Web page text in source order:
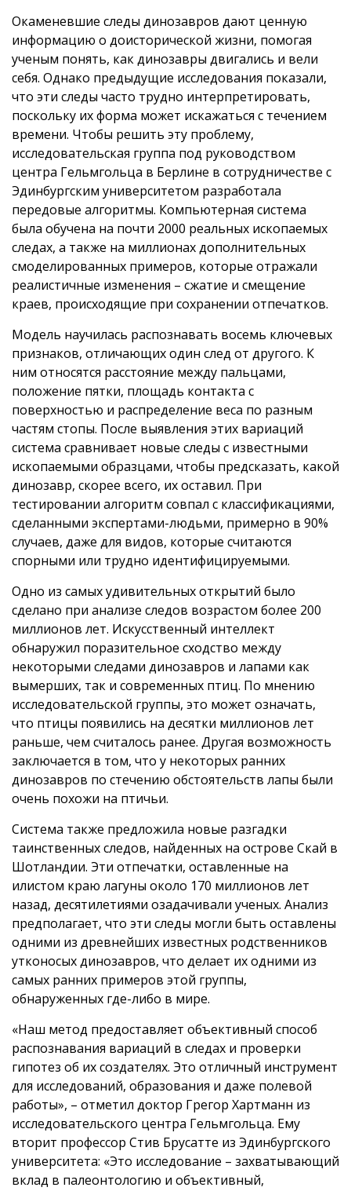
Окаменевшие следы динозавров дают ценную
информацию о доисторической жизни, помогая
ученым понять, как динозавры двигались и вели
себя. Однако предыдущие исследования показали,
что эти следы часто трудно интерпретировать,
поскольку их форма может искажаться с течением
времени. Чтобы решить эту проблему,
исследовательская группа под руководством
центра Гельмгольца в Берлине в сотрудничестве с
Эдинбургским университетом разработала
передовые алгоритмы. Компьютерная система
была обучена на почти 2000 реальных ископаемых
следах, а также на миллионах дополнительных
смоделированных примеров, которые отражали
реалистичные изменения – сжатие и смещение
краев, происходящие при сохранении отпечатков.
Модель научилась распознавать восемь ключевых
признаков, отличающих один след от другого. К
ним относятся расстояние между пальцами,
положение пятки, площадь контакта с
поверхностью и распределение веса по разным
частям стопы. После выявления этих вариаций
система сравнивает новые следы с известными
ископаемыми образцами, чтобы предсказать, какой
динозавр, скорее всего, их оставил. При
тестировании алгоритм совпал с классификациями,
сделанными экспертами-людьми, примерно в 90%
случаев, даже для видов, которые считаются
спорными или трудно идентифицируемыми.
Одно из самых удивительных открытий было
сделано при анализе следов возрастом более 200
миллионов лет. Искусственный интеллект
обнаружил поразительное сходство между
некоторыми следами динозавров и лапами как
вымерших, так и современных птиц. По мнению
исследовательской группы, это может означать,
что птицы появились на десятки миллионов лет
раньше, чем считалось ранее. Другая возможность
заключается в том, что у некоторых ранних
динозавров по стечению обстоятельств лапы были
очень похожи на птичьи.
Система также предложила новые разгадки
таинственных следов, найденных на острове Скай в
Шотландии. Эти отпечатки, оставленные на
илистом краю лагуны около 170 миллионов лет
назад, десятилетиями озадачивали ученых. Анализ
предполагает, что эти следы могли быть оставлены
одними из древнейших известных родственников
утконосых динозавров, что делает их одними из
самых ранних примеров этой группы,
обнаруженных где-либо в мире.
«Наш метод предоставляет объективный способ
распознавания вариаций в следах и проверки
гипотез об их создателях. Это отличный инструмент
для исследований, образования и даже полевой
работы», – отметил доктор Грегор Хартманн из
исследовательского центра Гельмгольца. Ему
вторит профессор Стив Брусатте из Эдинбургского
университета: «Это исследование – захватывающий
вклад в палеонтологию и объективный,